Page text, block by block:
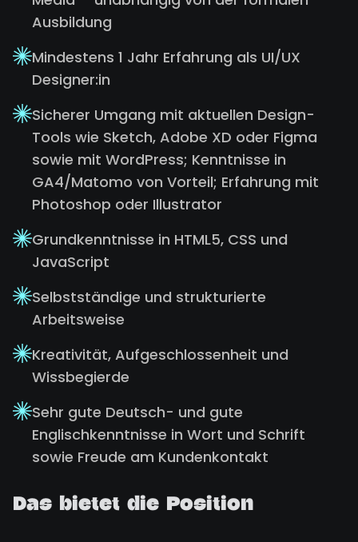
Ausbildung
Mindestens 1 Jahr Erfahrung als UI/UX
Designer:in
Sicherer Umgang mit aktuellen Design-
Tools wie Sketch, Adobe XD oder Figma
sowie mit WordPress; Kenntnisse in
GA4/Matomo von Vorteil; Erfahrung mit
Photoshop oder Illustrator
Grundkenntnisse in HTML5, CSS und
JavaScript
Selbstständige und strukturierte
Arbeitsweise
Kreativität, Aufgeschlossenheit und
Wissbegierde
Sehr gute Deutsch- und gute
Englischkenntnisse in Wort und Schrift
sowie Freude am Kundenkontakt
Das bietet die Position